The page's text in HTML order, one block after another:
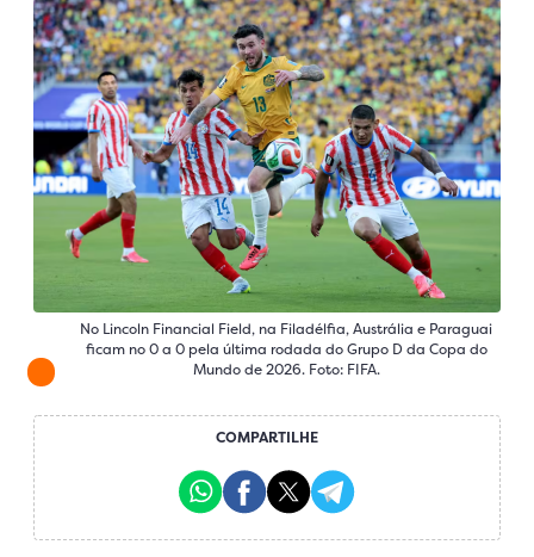
No Lincoln Financial Field, na Filadélfia, Austrália e Paraguai
ficam no 0 a 0 pela última rodada do Grupo D da Copa do
Mundo de 2026. Foto: FIFA.
COMPARTILHE